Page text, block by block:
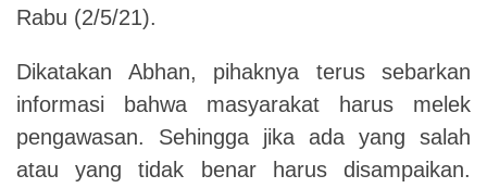
Rabu (2/5/21).
Dikatakan Abhan, pihaknya terus sebarkan
informasi bahwa masyarakat harus melek
pengawasan. Sehingga jika ada yang salah
atau yang tidak benar harus disampaikan.